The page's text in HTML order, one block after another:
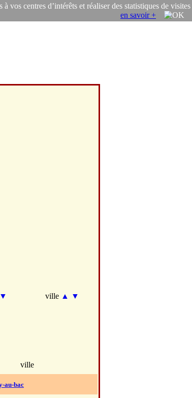
vos centres d’intérêts et réaliser des statistiques de visites
en savoir +
▼ ville ▲ ▼
ville
au-bac